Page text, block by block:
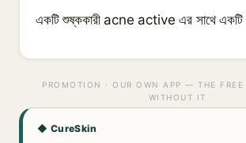
একটি শুষ্ককারী acne active এর সাথে একটি
PROMOTION · OUR OWN APP — THE FREE
WITHOUT IT
◆ CureSkin